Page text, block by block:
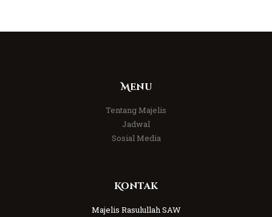
Menu
Tentang Majelis
Jadwal
Sosial Media
Kontak
Majelis Rasulullah SAW